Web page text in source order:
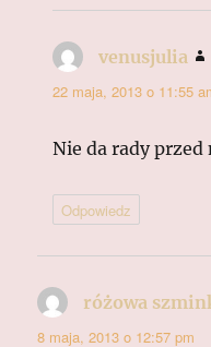
venusjulia
22 maja, 2013 o 11:55
Nie da rady przed
Odpowiedz
różowa
8 maja, 2013 o 12:57 pm